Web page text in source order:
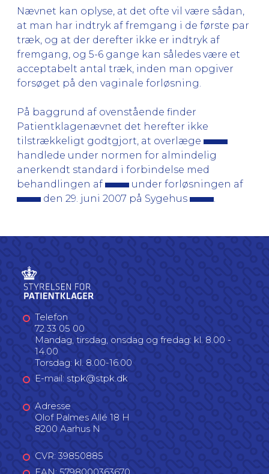
Nævnet kan oplyse, at det ofte vil være sådan,
at man har indtryk af fremgang i de første par
træk, og at der derefter ikke er indtryk af
fremgang, og 5-6 gange kan således være et
acceptabelt antal træk, inden man opgiver
forsøget på den vaginale forløsning.
På baggrund af ovenstående finder
Patientklagenævnet det herefter ikke
tilstrækkeligt godtgjort, at overlæge
handlede under normen for almindelig
anerkendt standard i forbindelse med
behandlingen af
under forløsningen af
den 29. juni 2007 på Sygehus
Telefon
72 33 05 00
Mandag, tirsdag, onsdag og fredag: kl. 8.00 -
14.00
Torsdag: kl. 8.00-16.00
E-mail: stpk@stpk.dk
Adresse
Olof Palmes Allé 18 H
8200 Aarhus N
CVR: 39850885
EAN: 5798000363670